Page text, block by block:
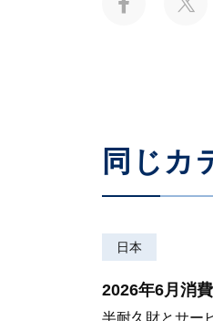
同じカ
日本
2026年6月消
半耐久財とサー